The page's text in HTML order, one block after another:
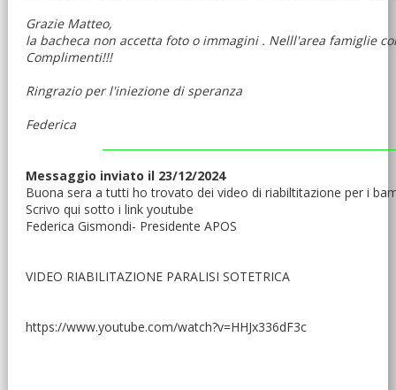
Grazie Matteo,
la bacheca non accetta foto o immagini . Nelll'area famiglie
Complimenti!!!
Ringrazio per l'iniezione di speranza
Federica
Messaggio inviato il 23/12/2024
Buona sera a tutti ho trovato dei video di riabiltitazione per i
Scrivo qui sotto i link youtube
Federica Gismondi- Presidente APOS
VIDEO RIABILITAZIONE PARALISI SOTETRICA
https://www.youtube.com/watch?v=HHJx336dF3c